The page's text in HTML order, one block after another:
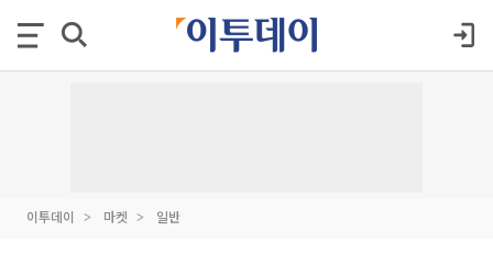
이투데이 마켓 일반